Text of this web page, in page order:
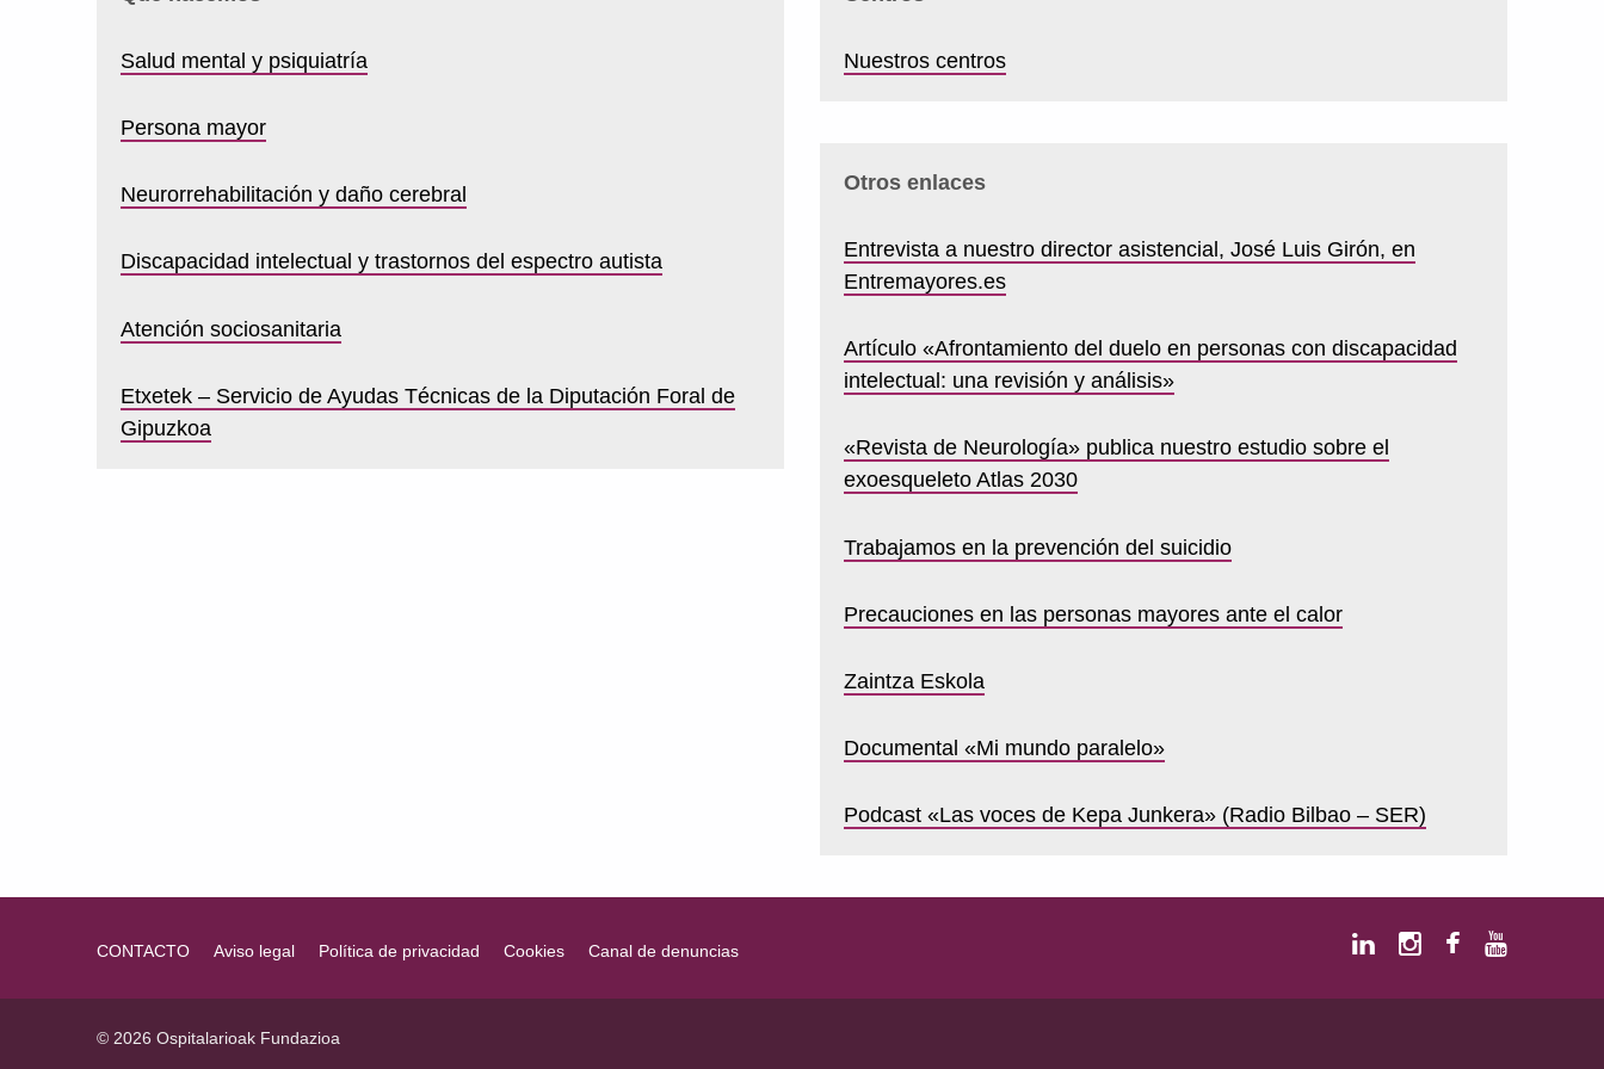
Salud mental y psiquiatría
Persona mayor
Neurorrehabilitación y daño cerebral
Discapacidad intelectual y trastornos del espectro autista
Atención sociosanitaria
Etxetek – Servicio de Ayudas Técnicas de la Diputación Foral de
Gipuzkoa
Nuestros centros
Otros enlaces
Entrevista a nuestro director asistencial, José Luis Girón, en
Entremayores.es
Artículo «Afrontamiento del duelo en personas con discapacidad
intelectual: una revisión y análisis»
«Revista de Neurología» publica nuestro estudio sobre el
exoesqueleto Atlas 2030
Trabajamos en la prevención del suicidio
Precauciones en las personas mayores ante el calor
Zaintza Eskola
Documental «Mi mundo paralelo»
Podcast «Las voces de Kepa Junkera» (Radio Bilbao – SER)
Volver a la navegación principal
CONTACTO Aviso legal Política de privacidad Cookies Canal de denuncias
© 2026 Ospitalarioak Fundazioa